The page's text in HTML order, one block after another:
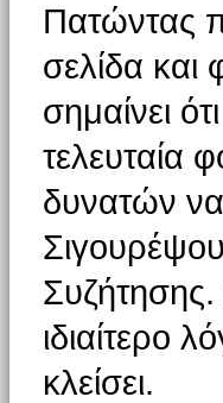
Πατώντας
σελίδα και
σημαίνει
τελευταία
δυνατών
ιδιαίτερο
κλείσει.